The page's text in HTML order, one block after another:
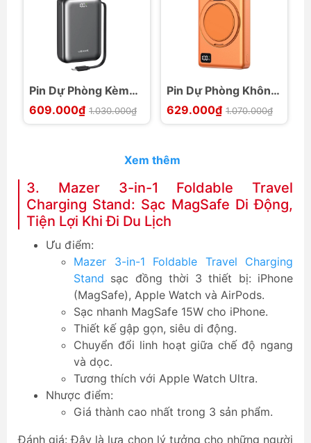
Pin Dự Phòng Kèm
Cáp C + L USAMS
CD279 PB98
609.000₫ 1.030.000₫
Pin Dự Phòng Không
Dây USAMS CD269
10000mAh 22.5W
629.000₫ 1.070.000₫
Xem thêm
3. Mazer 3-in-1 Foldable Travel
Charging Stand: Sạc MagSafe Di Động,
Tiện Lợi Khi Đi Du Lịch
Ưu điểm:
Mazer 3-in-1 Foldable Travel Charging
Stand sạc đồng thời 3 thiết bị: iPhone
(MagSafe), Apple Watch và AirPods.
Sạc nhanh MagSafe 15W cho iPhone.
Thiết kế gập gọn, siêu di động.
Chuyển đổi linh hoạt giữa chế độ ngang
và dọc.
Tương thích với Apple Watch Ultra.
Nhược điểm:
Giá thành cao nhất trong 3 sản phẩm.
Đánh giá: Đây là lựa chọn lý tưởng cho những người